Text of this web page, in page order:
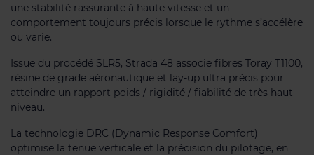
une stabilité rassurante à haute vitesse et un
comportement toujours précis lorsque le rythme s’accélère
ou varie.
Issue du procédé SLR5, Strada 48 associe fibres Toray T1100,
résine de grade aéronautique et lay-up ultra précis pour
atteindre un rapport poids / rigidité / fiabilité de très haut
niveau.
La technologie DRC (Dynamic Response Comfort)
optimise la tenue verticale et la précision du pilotage, en